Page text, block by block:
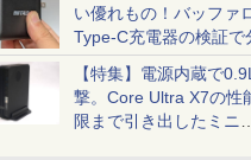
い優れもの！バッファ
Type-C充電器の検証で
ったこと
【特集】電源内蔵で
撃。Core Ultra X7の性
限まで引き出したミニ